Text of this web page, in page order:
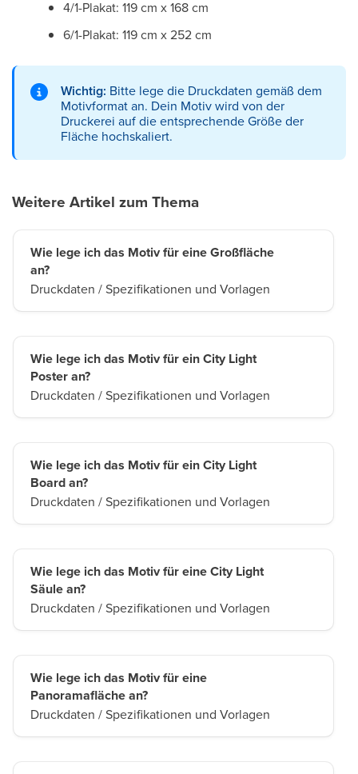
4/1-Plakat: 119 cm x 168 cm
6/1-Plakat: 119 cm x 252 cm
Wichtig: Bitte lege die Druckdaten gemäß dem
Motivformat an. Dein Motiv wird von der
Druckerei auf die entsprechende Größe der
Fläche hochskaliert.
Weitere Artikel zum Thema
Wie lege ich das Motiv für eine Großfläche
an?
Druckdaten / Spezifikationen und Vorlagen
Wie lege ich das Motiv für ein City Light
Poster an?
Druckdaten / Spezifikationen und Vorlagen
Wie lege ich das Motiv für ein City Light
Board an?
Druckdaten / Spezifikationen und Vorlagen
Wie lege ich das Motiv für eine City Light
Säule an?
Druckdaten / Spezifikationen und Vorlagen
Wie lege ich das Motiv für eine
Panoramafläche an?
Druckdaten / Spezifikationen und Vorlagen